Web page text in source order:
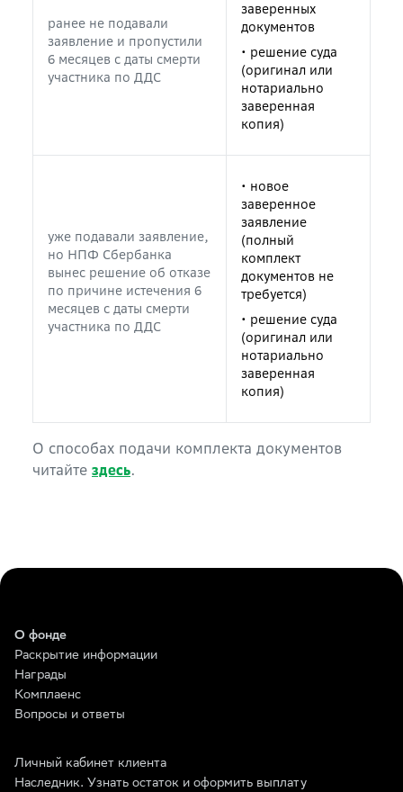
ранее не подавали
заявление и пропустили
6 месяцев с даты смерти
участника по ДДС
заверенных
документов
• решение суда
(оригинал или
нотариально
заверенная
копия)
уже подавали заявление,
но НПФ Сбербанка
вынес решение об отказе
по причине истечения 6
месяцев с даты смерти
участника по ДДС
• новое
заверенное
заявление
(полный
комплект
документов не
требуется)
• решение суда
(оригинал или
нотариально
заверенная
копия)
О способах подачи комплекта документов
читайте здесь.
О фонде
Раскрытие информации
Награды
Комплаенс
Вопросы и ответы
Личный кабинет клиента
Наследник. Узнать остаток и оформить выплату